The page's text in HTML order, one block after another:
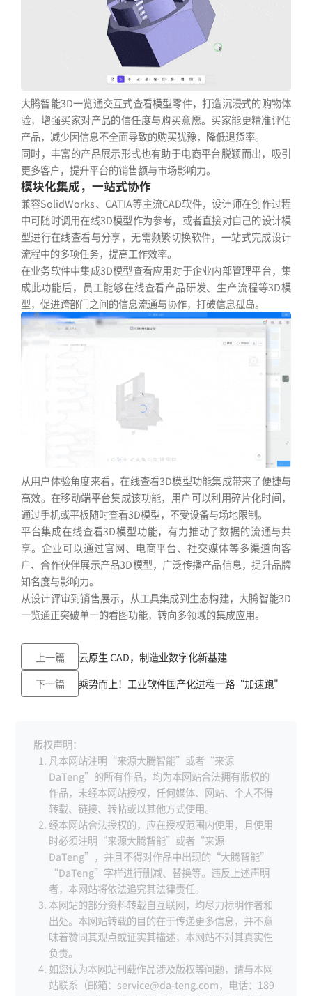
大腾智能3D一览通交互式查看模型零件，打造沉浸式的购物体
验，增强买家对产品的信任度与购买意愿。买家能更精准评估
产品，减少因信息不全面导致的购买犹豫，降低退货率。
同时，丰富的产品展示形式也有助于电商平台脱颖而出，吸引
更多客户，提升平台的销售额与市场影响力。
模块化集成，一站式协作
兼容SolidWorks、CATIA等主流CAD软件，设计师在创作过程
中可随时调用在线3D模型作为参考，或者直接对自己的设计模
型进行在线查看与分享，无需频繁切换软件，一站式完成设计
流程中的多项任务，提高工作效率。
在业务软件中集成3D模型查看应用对于企业内部管理平台，集
成此功能后，员工能够在线查看产品研发、生产流程等3D模
型，促进跨部门之间的信息流通与协作，打破信息孤岛。
从用户体验角度来看，在线查看3D模型功能集成带来了便捷与
高效。在移动端平台集成该功能，用户可以利用碎片化时间，
通过手机或平板随时查看3D模型，不受设备与场地限制。
平台集成在线查看3D模型功能，有力推动了数据的流通与共
享。企业可以通过官网、电商平台、社交媒体等多渠道向客
户、合作伙伴展示产品3D模型，广泛传播产品信息，提升品牌
知名度与影响力。
从设计评审到销售展示，从工具集成到生态构建，大腾智能3D
一览通正突破单一的看图功能，转向多领域的集成应用。
上一篇
云原生 CAD，制造业数字化新基建
下一篇
乘势而上！工业软件国产化进程一路“加速跑"
版权声明：
凡本网站注明“来源大腾智能”或者“来源
DaTeng”的所有作品，均为本网站合法拥有版权的
作品，未经本网站授权，任何媒体、网站、个人不得
转载、链接、转帖或以其他方式使用。
经本网站合法授权的，应在授权范围内使用，且使用
时必须注明“来源大腾智能”或者“来源
DaTeng”，并且不得对作品中出现的“大腾智能”
“DaTeng”字样进行删减、替换等。违反上述声明
者，本网站将依法追究其法律责任。
本网站的部分资料转载自互联网，均尽力标明作者和
出处。本网站转载的目的在于传递更多信息，并不意
味着赞同其观点或证实其描述，本网站不对其真实性
负责。
如您认为本网站刊载作品涉及版权等问题，请与本网
站联系（邮箱：service@da-teng.com，电话：189